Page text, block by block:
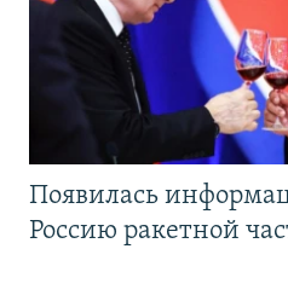
Появилась
Россию ракетной